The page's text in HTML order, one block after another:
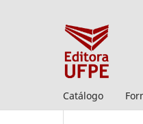
Catálogo